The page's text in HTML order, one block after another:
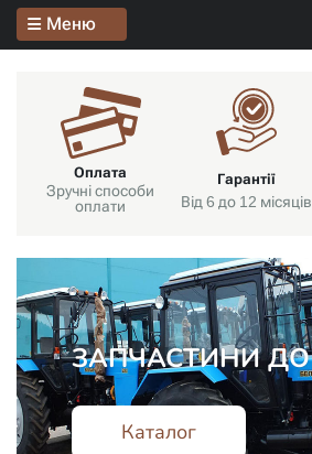
Меню
Оплата
Зручні способи
оплати
Гарантії
Від 6 до 12 місяців
НАСОСИ НШ
Каталог